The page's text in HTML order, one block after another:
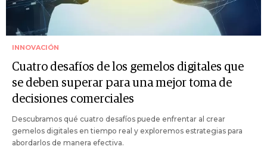
INNOVACIÓN
Cuatro desafíos de los gemelos digitales que
se deben superar para una mejor toma de
decisiones comerciales
Descubramos qué cuatro desafíos puede enfrentar al crear
gemelos digitales en tiempo real y exploremos estrategias para
abordarlos de manera efectiva.